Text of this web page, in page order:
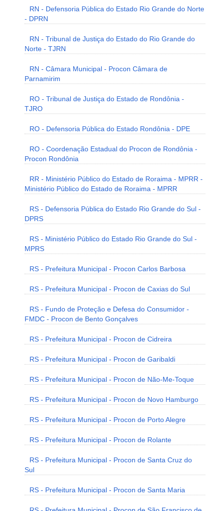
RN - Defensoria Pública do Estado Rio Grande do Norte
- DPRN
RN - Tribunal de Justiça do Estado do Rio Grande do
Norte - TJRN
RN - Câmara Municipal - Procon Câmara de
Parnamirim
RO - Tribunal de Justiça do Estado de Rondônia -
TJRO
RO - Defensoria Pública do Estado Rondônia - DPE
RO - Coordenação Estadual do Procon de Rondônia -
Procon Rondônia
RR - Ministério Público do Estado de Roraima - MPRR -
Ministério Público do Estado de Roraima - MPRR
RS - Defensoria Pública do Estado Rio Grande do Sul -
DPRS
RS - Ministério Público do Estado Rio Grande do Sul -
MPRS
RS - Prefeitura Municipal - Procon Carlos Barbosa
RS - Prefeitura Municipal - Procon de Caxias do Sul
RS - Fundo de Proteção e Defesa do Consumidor -
FMDC - Procon de Bento Gonçalves
RS - Prefeitura Municipal - Procon de Cidreira
RS - Prefeitura Municipal - Procon de Garibaldi
RS - Prefeitura Municipal - Procon de Não-Me-Toque
RS - Prefeitura Municipal - Procon de Novo Hamburgo
RS - Prefeitura Municipal - Procon de Porto Alegre
RS - Prefeitura Municipal - Procon de Rolante
RS - Prefeitura Municipal - Procon de Santa Cruz do
Sul
RS - Prefeitura Municipal - Procon de Santa Maria